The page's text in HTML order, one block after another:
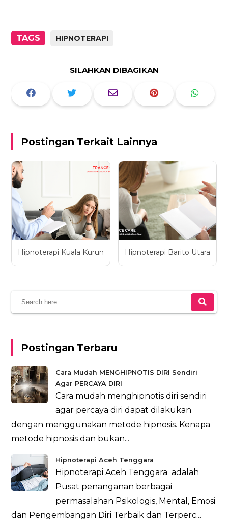
TAGS HIPNOTERAPI
SILAHKAN DIBAGIKAN
Postingan Terkait Lainnya
Hipnoterapi Kuala Kurun Hipnoterapi Barito Utara
Postingan Terbaru
Cara Mudah MENGHIPNOTIS DIRI Sendiri
Agar PERCAYA DIRI
Cara mudah menghipnotis diri sendiri
agar percaya diri dapat dilakukan
dengan menggunakan metode hipnosis. Kenapa
metode hipnosis dan bukan...
Hipnoterapi Aceh Tenggara
Hipnoterapi Aceh Tenggara adalah
Pusat penanganan berbagai
permasalahan Psikologis, Mental, Emosi
dan Pengembangan Diri Terbaik dan Terperc...